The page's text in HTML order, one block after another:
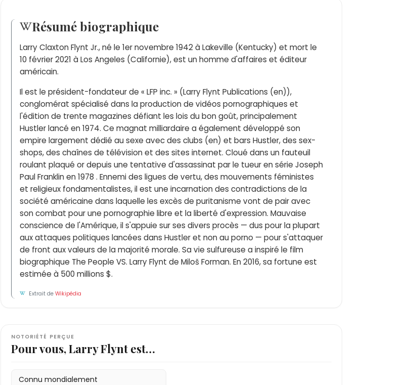
Résumé biographique
Larry Claxton Flynt Jr., né le 1er novembre 1942 à Lakeville (Kentucky) et mort le
10 février 2021 à Los Angeles (Californie), est un homme d'affaires et éditeur
américain.
Il est le président-fondateur de « LFP inc. » (Larry Flynt Publications (en)),
conglomérat spécialisé dans la production de vidéos pornographiques et
l'édition de trente magazines défiant les lois du bon goût, principalement
Hustler lancé en 1974. Ce magnat milliardaire a également développé son
empire largement dédié au sexe avec des clubs (en) et bars Hustler, des sex-
shops, des chaînes de télévision et des sites internet. Cloué dans un fauteuil
roulant plaqué or depuis une tentative d'assassinat par le tueur en série Joseph
Paul Franklin en 1978 . Ennemi des ligues de vertu, des mouvements féministes
et religieux fondamentalistes, il est une incarnation des contradictions de la
société américaine dans laquelle les excès de puritanisme vont de pair avec
son combat pour une pornographie libre et la liberté d'expression. Mauvaise
conscience de l'Amérique, il s'appuie sur ses divers procès — dus pour la plupart
aux attaques politiques lancées dans Hustler et non au porno — pour s'attaquer
de front aux valeurs de la majorité morale. Sa vie sulfureuse a inspiré le film
biographique The People VS. Larry Flynt de Miloš Forman. En 2016, sa fortune est
estimée à 500 millions $.
Extrait deWikipédia
NOTORIÉTÉ PERÇUE
Pour vous, Larry Flynt est…
Connu mondialement